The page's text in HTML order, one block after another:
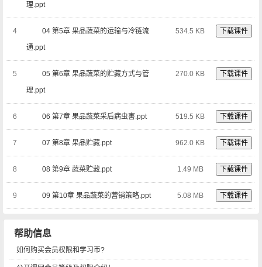
理.ppt
4
04 第5章 果品蔬菜的运输与冷链流
通.ppt
534.5 KB 下载课件
5
05 第6章 果品蔬菜的贮藏方式与管
理.ppt
270.0 KB 下载课件
6 06 第7章 果品蔬菜采后病虫害.ppt 519.5 KB 下载课件
7 07 第8章 果品贮藏.ppt 962.0 KB 下载课件
8 08 第9章 蔬菜贮藏.ppt 1.49 MB 下载课件
9 09 第10章 果品蔬菜的营销策略.ppt 5.08 MB 下载课件
帮助信息
如何购买会员权限和学习币?